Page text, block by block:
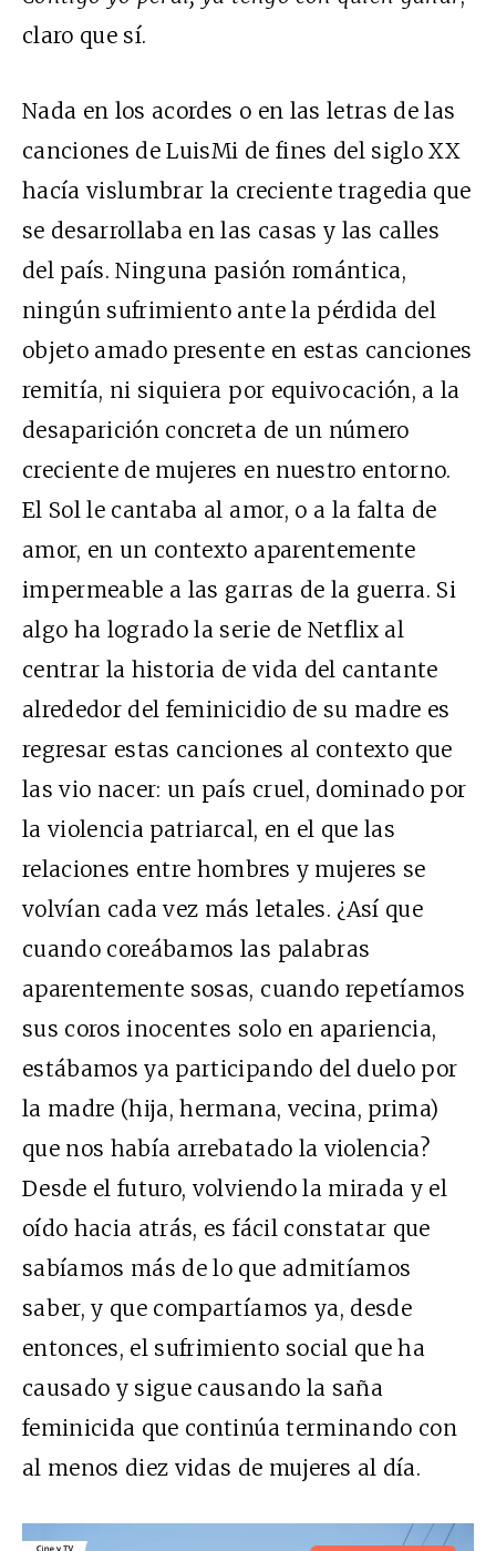
claro que sí.
Nada en los acordes o en las letras de las
canciones de LuisMi de fines del siglo XX
hacía vislumbrar la creciente tragedia que
se desarrollaba en las casas y las calles
del país. Ninguna pasión romántica,
ningún sufrimiento ante la pérdida del
objeto amado presente en estas canciones
remitía, ni siquiera por equivocación, a la
desaparición concreta de un número
creciente de mujeres en nuestro entorno.
El Sol le cantaba al amor, o a la falta de
amor, en un contexto aparentemente
impermeable a las garras de la guerra. Si
algo ha logrado la serie de Netflix al
centrar la historia de vida del cantante
alrededor del feminicidio de su madre es
regresar estas canciones al contexto que
las vio nacer: un país cruel, dominado por
la violencia patriarcal, en el que las
relaciones entre hombres y mujeres se
volvían cada vez más letales. ¿Así que
cuando coreábamos las palabras
aparentemente sosas, cuando repetíamos
sus coros inocentes solo en apariencia,
estábamos ya participando del duelo por
la madre (hija, hermana, vecina, prima)
que nos había arrebatado la violencia?
Desde el futuro, volviendo la mirada y el
oído hacia atrás, es fácil constatar que
sabíamos más de lo que admitíamos
saber, y que compartíamos ya, desde
entonces, el sufrimiento social que ha
causado y sigue causando la saña
feminicida que continúa terminando con
al menos diez vidas de mujeres al día.